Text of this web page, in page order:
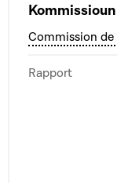
Kommissioun
Commission
Rapport